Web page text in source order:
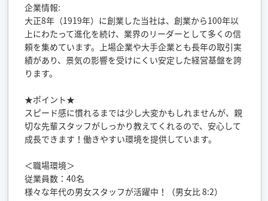
企業情報:
大正8年（1919年）に創業した当社は、創業から100年以
上にわたって進化を続け、業界のリーダーとして多くの信
頼を集めています。上場企業や大手企業とも長年の取引実
績があり、景気の影響を受けにくい安定した経営基盤を誇
ります。
★ポイント★
スピード感に慣れるまでは少し大変かもしれませんが、親
切な先輩スタッフがしっかり教えてくれるので、安心して
成長できます！働きやすい環境を提供しています。
＜職場環境＞
従業員数：40名
様々な年代の男女スタッフが活躍中！（男女比 8:2）